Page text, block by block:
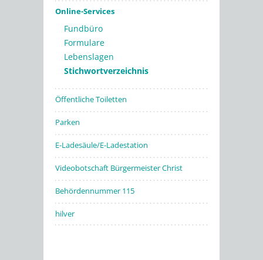
Online-Services
Fundbüro
Formulare
Lebenslagen
Stichwortverzeichnis
Öffentliche Toiletten
Parken
E-Ladesäule/E-Ladestation
Videobotschaft Bürgermeister Christ
Behördennummer 115
hilver